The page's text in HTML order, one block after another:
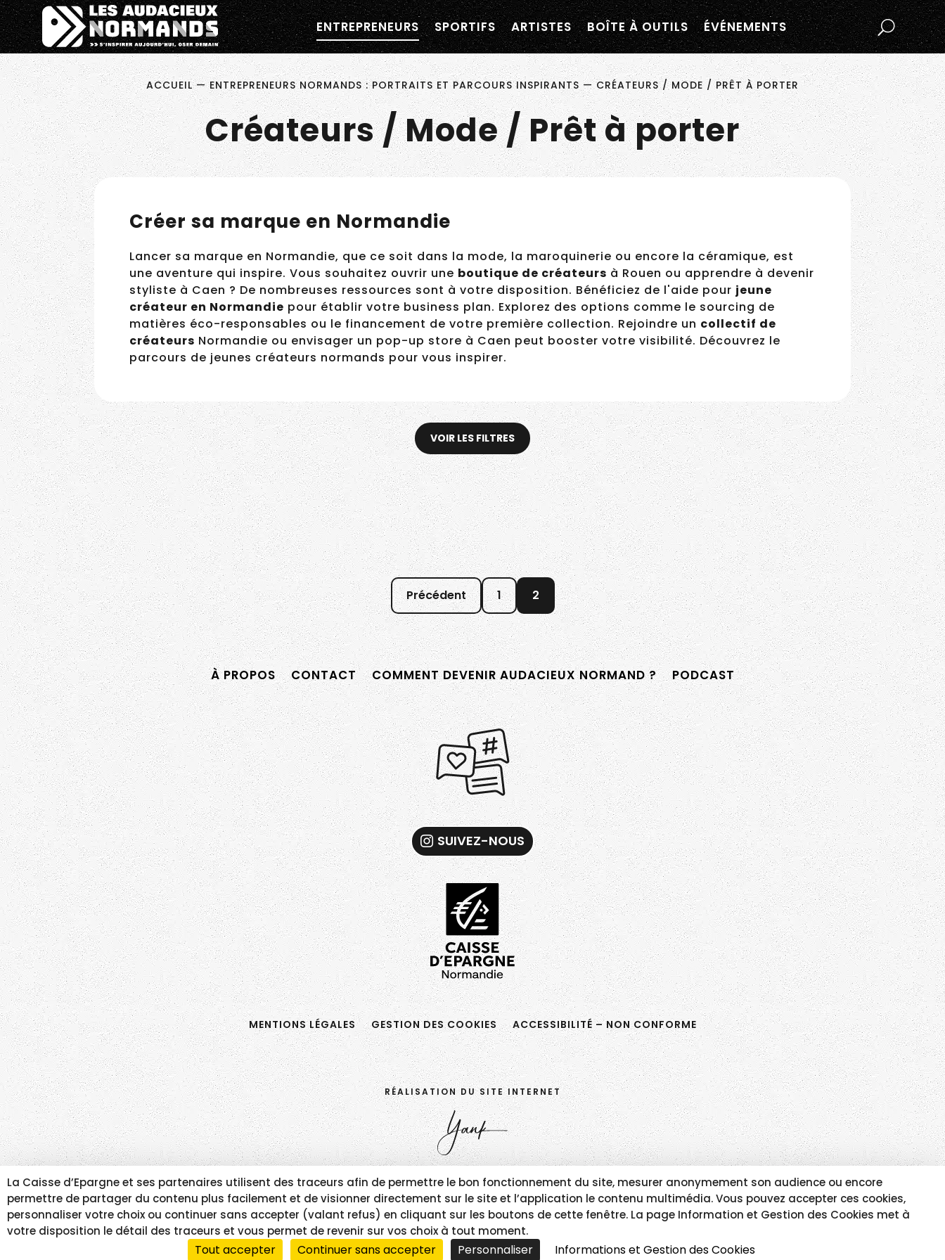
ENTREPRENEURS SPORTIFS ARTISTES BOÎTE À OUTILS ÉVÉNEMENTS
ACCUEIL—ENTREPRENEURS NORMANDS : PORTRAITS ET PARCOURS INSPIRANTS—CRÉATEURS / MODE / PRÊT À PORTER
Créateurs / Mode / Prêt à porter
Créer sa marque en Normandie
Lancer sa marque en Normandie, que ce soit dans la mode, la maroquinerie ou encore la céramique, est
une aventure qui inspire. Vous souhaitez ouvrir une boutique de créateursà Rouen ou apprendre à
devenir styliste à Caen ? De nombreuses ressources sont à votre disposition. Bénéficiez de l'aide pour
jeune créateur en Normandiepour établir votre business plan. Explorez des options comme le sourcing
de matières éco-responsables ou le financement de votre première collection. Rejoindre uncollectif de
créateursNormandie ou envisager un pop-up store à Caen peut booster votre visibilité. Découvrez le
parcours de jeunes créateurs normands pour vous inspirer.
VOIR LES FILTRES
Elle lance sa marque
made in France – Rosa
Lopez
Il crée du mobilier au
design original –
Matthieu Millet
Il lance sa marque de
streetwear éco-
responsable – Rachid
Hichou
Benjamin Buquet,
créateur de sneakers
normandes éco-
responsables
Précédent 1 2
À PROPOS CONTACT COMMENT DEVENIR AUDACIEUX NORMAND ? PODCAST
SUIVEZ-NOUS
MENTIONS LÉGALES GESTION DES COOKIES ACCESSIBILITÉ – NON CONFORME
RÉALISATION DU SITE INTERNET
Pitch ta Normandie
×
Êtes-vous d'accord pour activer les cookies pour une navigation personnalisée ?
La Caisse d’Epargne et ses partenaires utilisent des traceurs afin de permettre le bon fonctionnement du site, mesurer anonymement son audience ou encore
permettre de partager du contenu plus facilement et de visionner directement sur le site et l’application le contenu multimédia. Vous pouvez accepter ces cookies,
personnaliser votre choix ou continuer sans accepter (valant refus) en cliquant sur les boutons de cette fenêtre. La page Information et Gestion des Cookies met à
votre disposition le détail des traceurs et vous permet de revenir sur vos choix à tout moment.
Tout accepter Continuer sans accepter Personnaliser Informations et Gestion des Cookies